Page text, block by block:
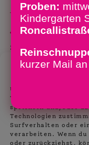
Um dir ein optimales
Technologien wie
speichern und/oder
Technologien
Surfverhalten oder
verarbeiten. Wenn
oder zurückziehst,
Weitere
ansehen
Vorheriger
3.12.2016:
together…“
Proben:
Kindergarten
kurzer Mail an